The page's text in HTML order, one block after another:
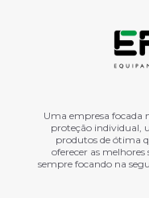
Uma empresa focada
proteção individual,
produtos de ótima
oferecer as
sempre focando na